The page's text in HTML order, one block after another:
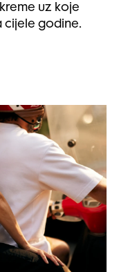
uz koje
cijele godine.